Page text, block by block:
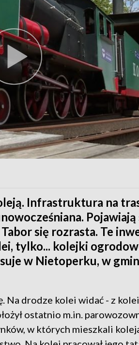
Infrastruktura na
Pojawiają
się rozrasta. Te
tylko... kolejki
w Nietoperku, w
Na drodze kolei widać - z
ostatnio m.in.
w których mieszkali